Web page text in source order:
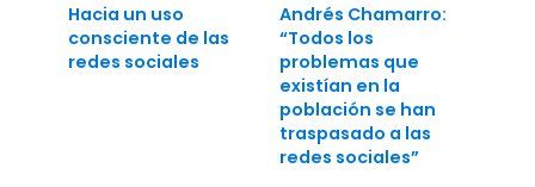
Hacia un uso
consciente de las
redes sociales
Andrés Chamarro:
“Todos los
problemas que
existían en la
población se han
traspasado a las
redes sociales”